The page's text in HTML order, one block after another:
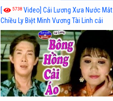
[ 5738 Video] Cải Lương Xưa Nước Mắt
Chiều Ly Biệt Minh Vương Tài Linh cải
lương xã hội hay nhất